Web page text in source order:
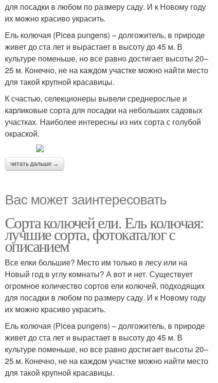
для посадки в любом по размеру саду. И к Новому году
их можно красиво украсить.
Ель колючая (Picea pungens) – долгожитель, в природе
живет до ста лет и вырастает в высоту до 45 м. В
культуре поменьше, но все равно достигает высоты 20–
25 м. Конечно, не на каждом участке можно найти место
для такой крупной красавицы.
К счастью, селекционеры вывели среднерослые и
карликовые сорта для посадки на небольших садовых
участках. Наиболее интересны из них сорта с голубой
окраской.
читать дальше →
Вас может заинтересовать
Сорта колючей ели. Ель колючая:
лучшие сорта, фотокаталог с
описанием
Все елки большие? Место им только в лесу или на
Новый год в углу комнаты? А вот и нет. Существует
огромное количество сортов ели колючей, подходящих
для посадки в любом по размеру саду. И к Новому году
их можно красиво украсить.
Ель колючая (Picea pungens) – долгожитель, в природе
живет до ста лет и вырастает в высоту до 45 м. В
культуре поменьше, но все равно достигает высоты 20–
25 м. Конечно, не на каждом участке можно найти место
для такой крупной красавицы.